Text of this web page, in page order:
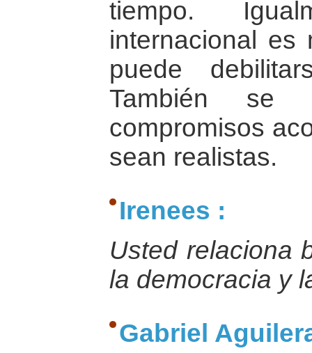
tiempo.
internacional
puede
También se
compromisos
sean realistas.
Irenees :
Usted relaciona
la democracia y
Gabriel